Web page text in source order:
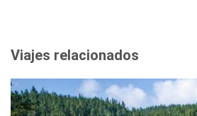
Viajes relacionados